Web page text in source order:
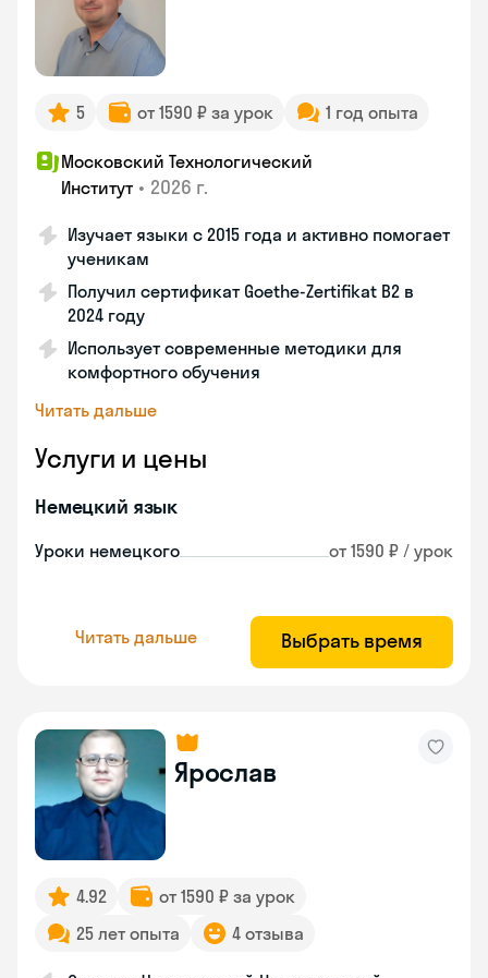
5 от 1590 ₽ за урок 1 год опыта
Московский Технологический
Институт • 2026 г.
Изучает языки с 2015 года и активно помогает
ученикам
Получил сертификат Goethe-Zertifikat B2 в
2024 году
Использует современные методики для
комфортного обучения
Читать дальше
Услуги и цены
Немецкий язык
Уроки немецкого от 1590 ₽ / урок
Читать дальше Выбрать время
Ярослав
4.92
от 1590 ₽ за урок
25 лет опыта
4 отзыва